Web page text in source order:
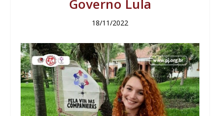
Governo Lula
18/11/2022